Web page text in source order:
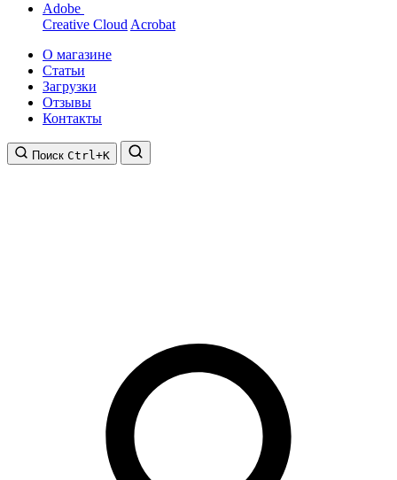
Adobe
Creative Cloud Acrobat
О магазине
Статьи
Загрузки
Отзывы
Контакты
Поиск Ctrl+K